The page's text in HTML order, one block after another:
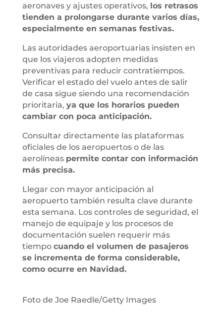
aeronaves y ajustes operativos, los retrasos
tienden a prolongarse durante varios días,
especialmente en semanas festivas.
Las autoridades aeroportuarias insisten en
que los viajeros adopten medidas
preventivas para reducir contratiempos.
Verificar el estado del vuelo antes de salir
de casa sigue siendo una recomendación
prioritaria, ya que los horarios pueden
cambiar con poca anticipación.
Consultar directamente las plataformas
oficiales de los aeropuertos o de las
aerolíneas permite contar con información
más precisa.
Llegar con mayor anticipación al
aeropuerto también resulta clave durante
esta semana. Los controles de seguridad, el
manejo de equipaje y los procesos de
documentación suelen requerir más
tiempo cuando el volumen de pasajeros
se incrementa de forma considerable,
como ocurre en Navidad.
Foto de Joe Raedle/Getty Images